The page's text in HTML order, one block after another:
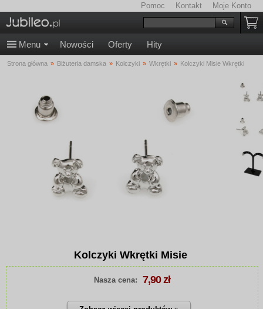
Pomoc Kontakt Moje Konto
Menu Nowości Oferty Hity
Strona główna » Biżuteria damska » Kolczyki » Wkrętki » Kolczyki Misie Wkrętki
Kolczyki Wkrętki Misie
Nasza cena: 7,90 zł